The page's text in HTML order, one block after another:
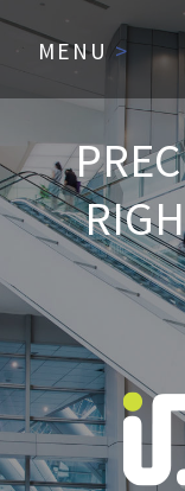
MENU >